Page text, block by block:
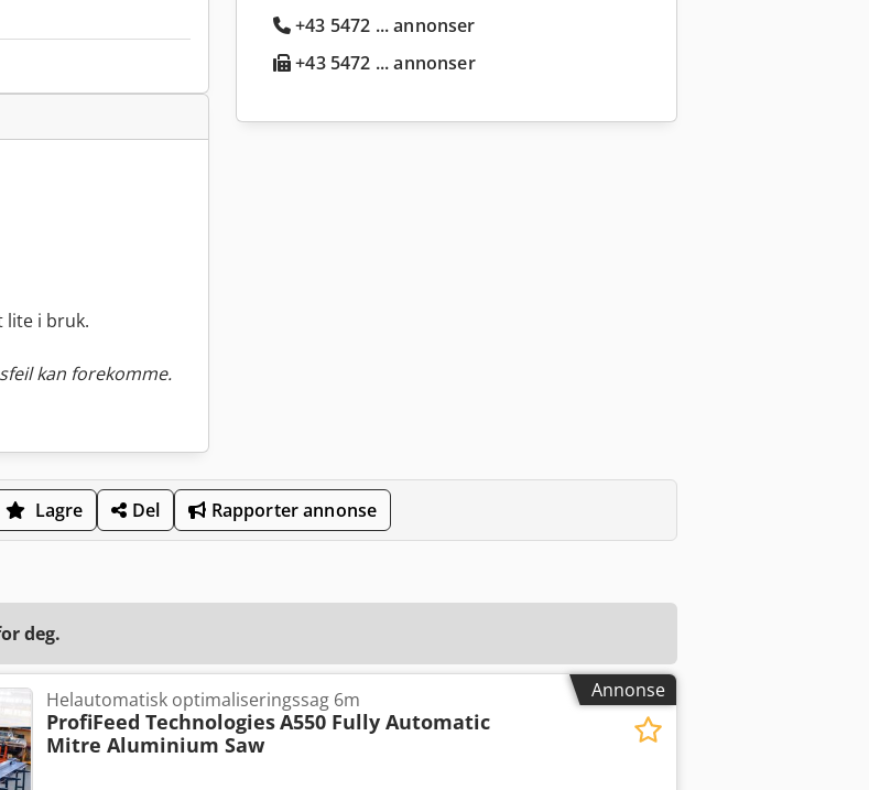
lite i bruk.
kan forekomme.
+43 5472 ... annonser
+43 5472 ... annonser
Lagre Del Rapporter annonse
deg.
Annonse
Helautomatisk optimaliseringssag 6m
ProfiFeed TechnologiesA550 Fully Automatic
Mitre Aluminium Saw